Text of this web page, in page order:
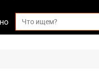
Search
for: